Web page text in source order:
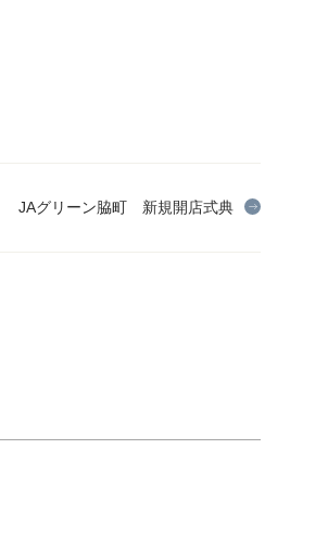
JAグリーン脇町 新規開店式典